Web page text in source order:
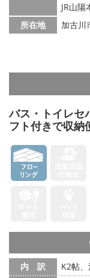
JR山
所在地
加古川
バス・トイレ
フト付きで収納
内 訳
K2帖